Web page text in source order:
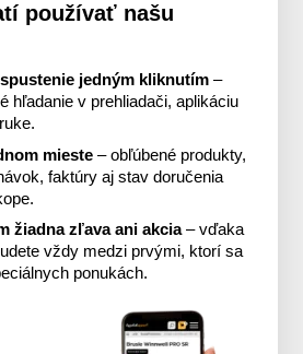
používať našu
jedným kliknutím –
hľadanie v prehliadači, aplikáciu
mieste – obľúbené produkty,
faktúry aj stav doručenia
žiadna zľava ani akcia– vďaka
vždy medzi prvými, ktorí sa
ponukách.